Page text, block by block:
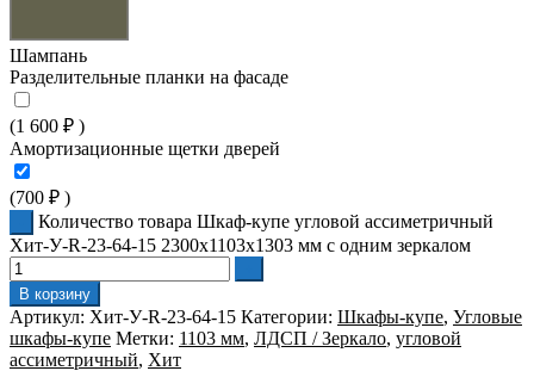
Шампань
Разделительные планки на фасаде
(1 600 ₽ )
Амортизационные щетки дверей
(700 ₽ )
Количество товара Шкаф-купе угловой ассиметричный
Хит-У-R-23-64-15 2300x1103x1303 мм с одним зеркалом
В корзину
Артикул: Хит-У-R-23-64-15 Категории: Шкафы-купе, Угловые
шкафы-купе Метки: 1103 мм, ЛДСП / Зеркало, угловой
ассиметричный, Хит